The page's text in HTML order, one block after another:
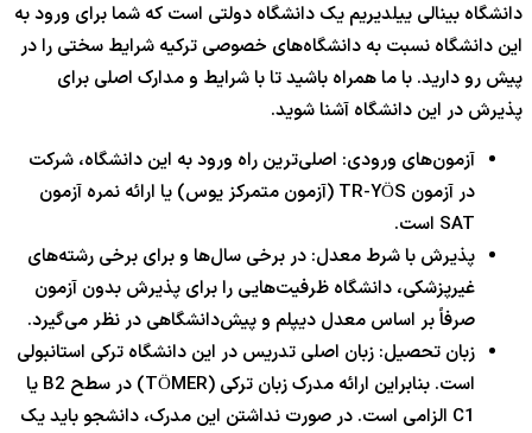
دانشگاه بینالی ییلدیریم یک دانشگاه دولتی است که شما برای ورود به
این دانشگاه نسبت به دانشگاه‌های خصوصی ترکیه شرایط سختی را در
پیش رو دارید. با ما همراه باشید تا با شرایط و مدارک اصلی برای
پذیرش در این دانشگاه آشنا شوید.
آزمون‌های ورودی: اصلی‌ترین راه ورود به این دانشگاه، شرکت
در آزمون TR-YÖS (آزمون متمرکز یوس) یا ارائه نمره آزمون
SAT است.
پذیرش با شرط معدل: در برخی سال‌ها و برای برخی رشته‌های
غیرپزشکی، دانشگاه ظرفیت‌هایی را برای پذیرش بدون آزمون
صرفاً بر اساس معدل دیپلم و پیش‌دانشگاهی در نظر می‌گیرد.
زبان تحصیل: زبان اصلی تدریس در این دانشگاه ترکی استانبولی
است. بنابراین ارائه مدرک زبان ترکی (TÖMER) در سطح B2 یا
C1 الزامی است. در صورت نداشتن این مدرک، دانشجو باید یک